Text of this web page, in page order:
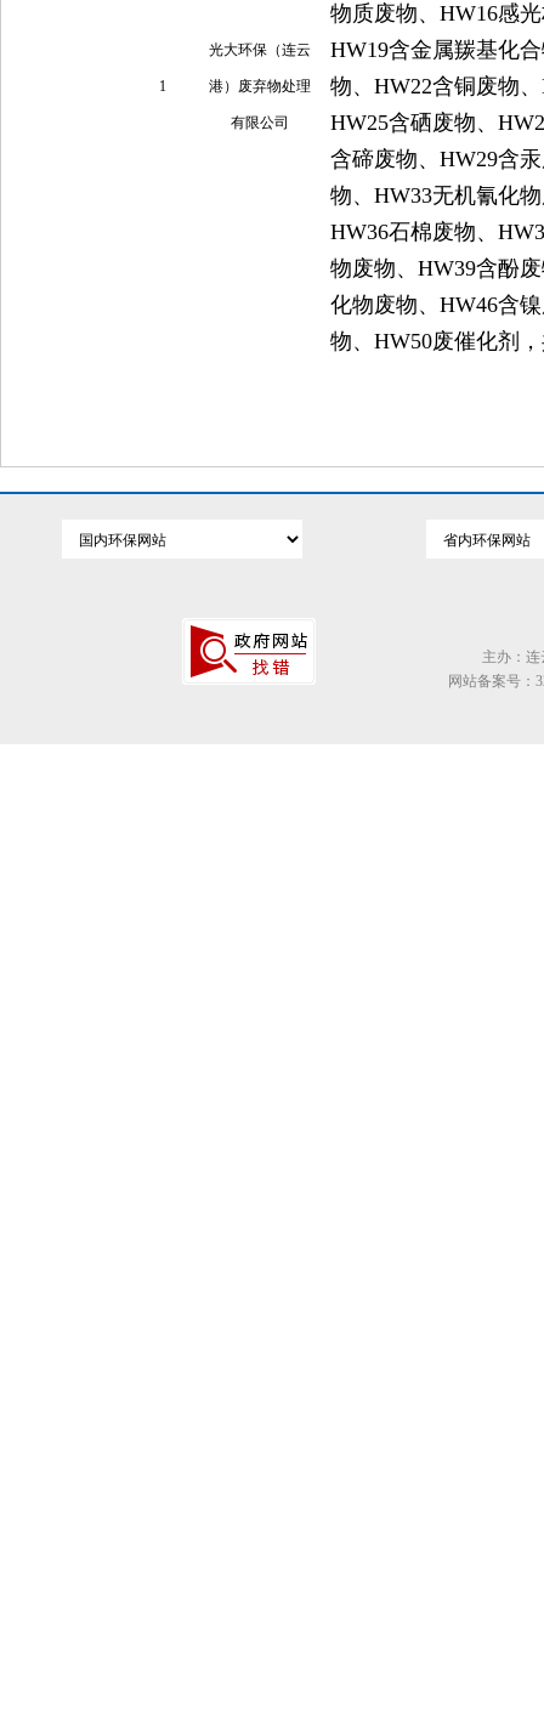
1
光大环保（连云
港）废弃物处理
有限公司
物质废物、HW16感
HW19含金属羰基化
物、HW22含铜废物
HW25含硒废物、
含碲废物、HW29含
物、HW33无机氰化
HW36石棉废物、
物废物、HW39含酚
化物废物、HW46含
物、HW50废催化剂
主办：
网站备案号：